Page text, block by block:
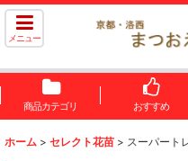
メニュー
商品カテゴリ おすすめ
ホーム > セレクト花苗 > スーパート